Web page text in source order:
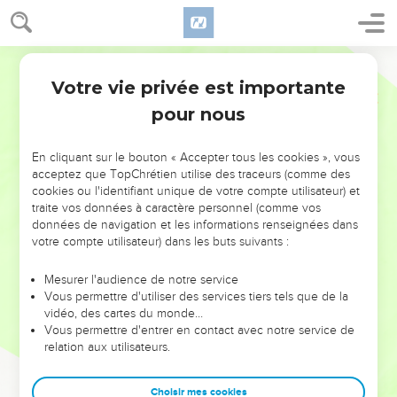
NE MANQUEZ PAS L’ÉVÉNEMENT
DE L’ANNÉE !
ET SI LEURS ERREURS POUVAIENT VOUS ÉVITER LES
VOTRES ?
leur foi ou leur vision. Mais on voit moins les doutes, les erreurs
et les saisons difficiles qu'ils ont traversés, alors même que ce
sont elles qui les ont façonnés.
Dans cette conférence, leaders, entrepreneurs, et responsables
clés pour avancer avec plus de sagesse afin que leurs erreurs
Votre vie privée est importante
pour nous
En cliquant sur le bouton « Accepter tous les cookies », vous
acceptez que TopChrétien utilise des traceurs (comme des
cookies ou l'identifiant unique de votre compte utilisateur) et
traite vos données à caractère personnel (comme vos
données de navigation et les informations renseignées dans
votre compte utilisateur) dans les buts suivants :
Mesurer l'audience de notre service
Vous permettre d'utiliser des services tiers tels que de la
vidéo, des cartes du monde…
Vous permettre d'entrer en contact avec notre service de
relation aux utilisateurs.
Choisir mes cookies